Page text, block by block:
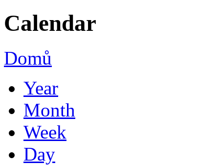
Calendar
Domů
Year
Month
Week
Day